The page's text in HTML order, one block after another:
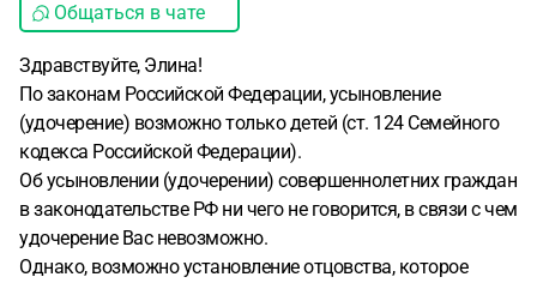
Общаться в чате
Здравствуйте, Элина!
По законам Российской Федерации, усыновление
(удочерение) возможно только детей (ст. 124 Семейного
кодекса Российской Федерации).
Об усыновлении (удочерении) совершеннолетних граждан
в законодательстве РФ ни чего не говорится, в связи с чем
удочерение Вас невозможно.
Однако, возможно установление отцовства, которое